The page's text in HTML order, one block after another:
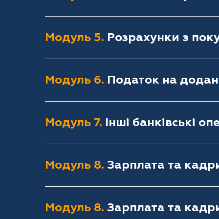
Модуль 5. Розрахунки з
Модуль 6. Податок на
Модуль 7. Інші банківські
Модуль 8. Зарплата та
Модуль 8. Зарплата та